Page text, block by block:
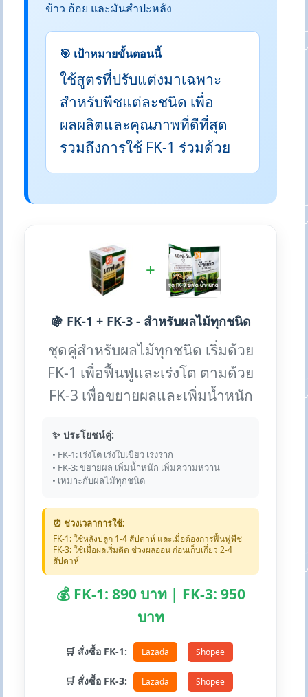
ข้าว อ้อย และมันสำปะหลัง
🎯 เป้าหมายขั้นตอนนี้
ใช้สูตรที่ปรับแต่งมาเฉพาะ
สำหรับพืชแต่ละชนิด เพื่อ
ผลผลิตและคุณภาพที่ดีที่สุด
รวมถึงการใช้ FK-1 ร่วมด้วย
+
🍇 FK-1 + FK-3 - สำหรับผลไม้ทุกชนิด
ชุดคู่สำหรับผลไม้ทุกชนิด เริ่มด้วย
FK-1 เพื่อฟื้นฟูและเร่งโต ตามด้วย
FK-3 เพื่อขยายผลและเพิ่มน้ำหนัก
✨ ประโยชน์คู่:
• FK-1: เร่งโต เร่งใบเขียว เร่งราก
• FK-3: ขยายผล เพิ่มน้ำหนัก เพิ่มความหวาน
• เหมาะกับผลไม้ทุกชนิด
⏰ ช่วงเวลาการใช้:
FK-1: ใช้หลังปลูก 1-4 สัปดาห์ และเมื่อต้องการฟื้นฟูพืช
FK-3: ใช้เมื่อผลเริ่มติด ช่วงผลอ่อน ก่อนเก็บเกี่ยว 2-4
สัปดาห์
💰 FK-1: 890 บาท | FK-3: 950
บาท
🛒 สั่งซื้อ FK-1: Lazada Shopee
🛒 สั่งซื้อ FK-3: Lazada Shopee